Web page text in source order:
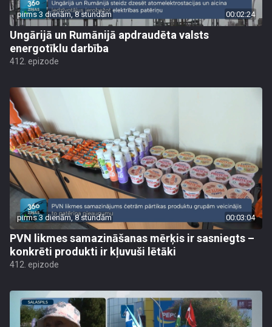
pirms 3 dienām, 8 stundām 00:02:24
Ungārijā un Rumānijā apdraudēta valsts
energotīklu darbība
412. epizode
pirms 3 dienām, 8 stundām 00:03:04
PVN likmes samazināšanas mērķis ir sasniegts –
konkrēti produkti ir kļuvuši lētāki
412. epizode